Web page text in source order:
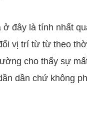
ở đây là tính nhất
vị trí từ từ theo
cho thấy sự
dần chứ không